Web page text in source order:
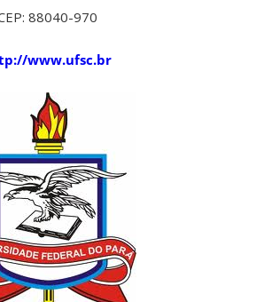
88040-970
www.ufsc.br